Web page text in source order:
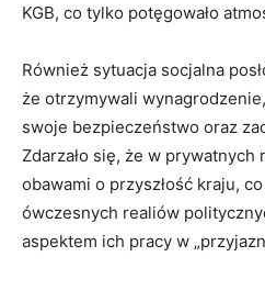
KGB, co tylko potęgowało
Również sytuacja socjalna
że otrzymywali
swoje bezpieczeństwo oraz
Zdarzało się, że w
obawami o przyszłość kraju,
ówczesnych realiów
aspektem ich pracy w